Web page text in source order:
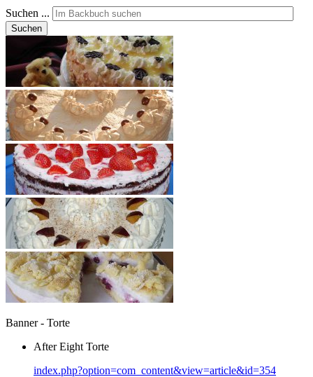
Suchen ...
Suchen
Banner - Torte
After Eight Torte
index.php?option=com_content&view=article&id=354